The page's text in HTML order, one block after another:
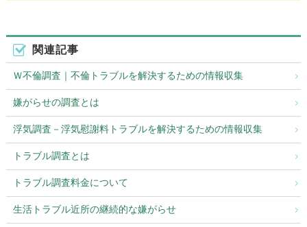
関連記事
Ｗ不倫調査｜不倫トラブルを解決するための情報収集
嫌がらせの調査とは
浮気調査－浮気慰謝料トラブルを解決するための情報収集
トラブル調査とは
トラブル調査料金について
生活トラブル近所の継続的な嫌がらせ